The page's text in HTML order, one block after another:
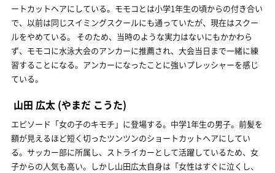
ートカットヘアにしている。モモコとは小学1年生の頃からの付き合い
で、以前は同じスイミングスクールにも通っていたが、現在はスクー
ルをやめている。 そのため、当時のような実力はないにもかかわら
ず、モモコに水泳大会のアンカーに推薦され、大会当日まで一緒に練
習することになる。アンカーになったことに強いプレッシャーを感じ
ている。
山田 広太 (やまだ こうた)
エピソード「女の子のキモチ」に登場する。中学1年生の男子。前髪を
額が見えるほど短く切ったツンツンのショートカットヘアにしてい
る。サッカー部に所属し、ストライカーとして活躍しているため、女
子からの人気も高い。しかし山田広太自身は「女性はすぐに泣くし、